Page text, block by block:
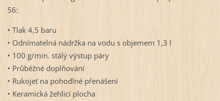
56:
• Tlak 4,5 baru
• Odnímatelná nádržka na vodu s objemem 1,3 l
• 100 g/min. stálý výstup páry
• Průběžné doplňování
• Rukojeť na pohodlné přenášení
• Keramická žehlicí plocha